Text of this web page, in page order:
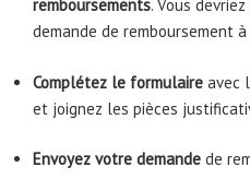
remboursements. Vous
demande de remboursement
Complétez le formulaire avec
et joignez les pièces
Envoyez votre demande de